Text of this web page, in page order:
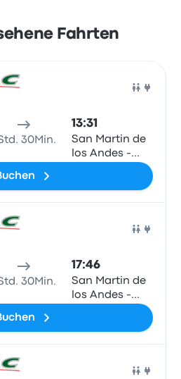
Fahrten
30Min.
13:31
San Martin de
los Andes -
30Min.
17:46
San Martin de
los Andes -